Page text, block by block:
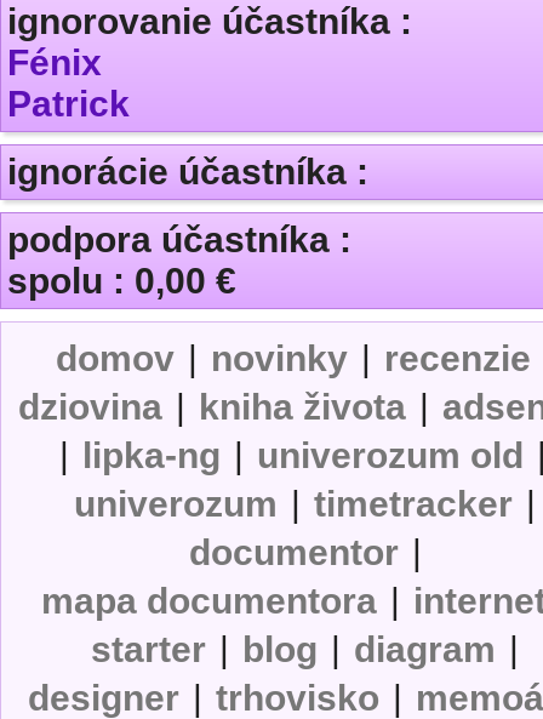
ignorovanie účastníka :
Fénix
Patrick
ignorácie účastníka :
podpora účastníka :
spolu : 0,00 €
domov | novinky | recenzie
dziovina | kniha života |
| lipka-ng | univerozum old
univerozum | timetracker |
documentor |
mapa documentora |
starter | blog | diagram |
designer | trhovisko |